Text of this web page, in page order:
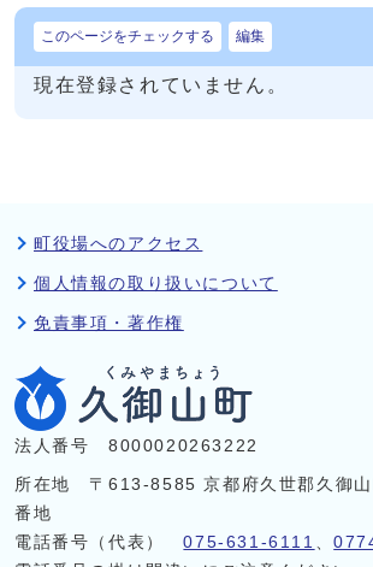
このページをチェックする 編集
現在登録されていません。
町役場へのアクセス
個人情報の取り扱いについて
免責事項・著作権
法人番号 8000020263222
所在地 〒613-8585 京都府久世郡久御山
番地
電話番号（代表）075-631-6111 、